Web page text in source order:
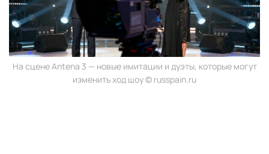
На сцене Antena 3 — новые имитации и дуэты, которые могут
изменить ход шоу © russpain.ru